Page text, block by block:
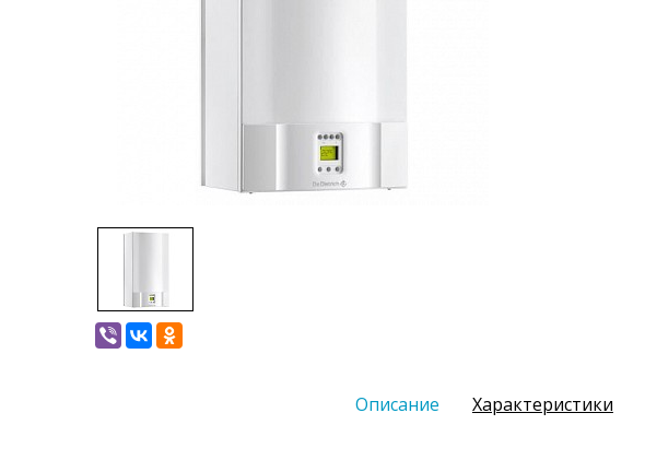
Описание Характеристики